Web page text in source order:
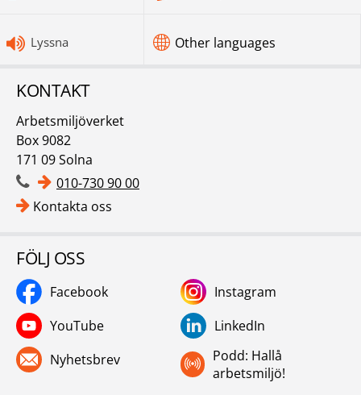
Lyssna Other languages
KONTAKT
Arbetsmiljöverket
Box 9082
171 09 Solna
010-730 90 00
Kontakta oss
FÖLJ OSS
Facebook
Instagram
YouTube
LinkedIn
Nyhetsbrev
Podd: Hallå
arbetsmiljö!